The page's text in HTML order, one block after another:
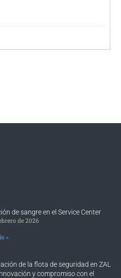
de sangre en el Service Center
de 2026
»
de la flota de seguridad en ZAL
y compromiso con el